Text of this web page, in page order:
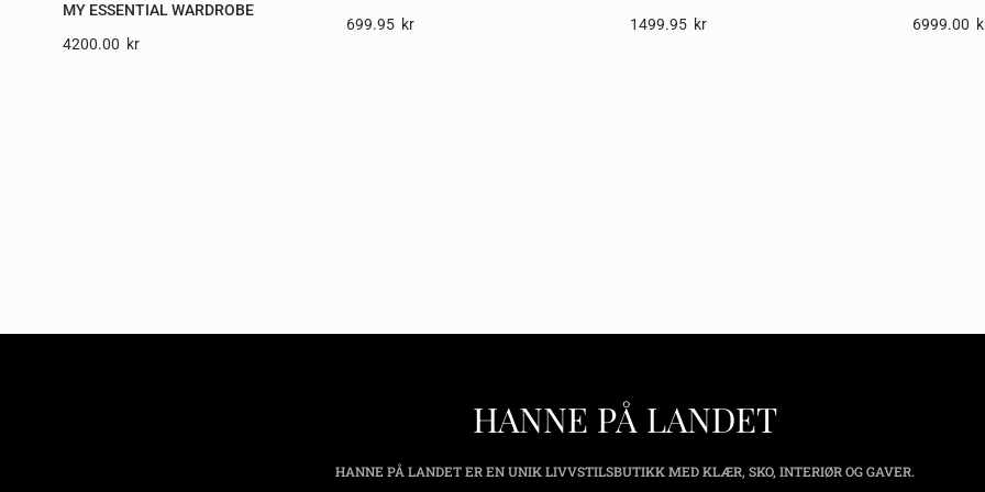
MY ESSENTIAL WARDROBE
4200.00 Kr
699.95 Kr 1499.95 Kr 6999.00
HANNE PÅ LANDET
HANNE PÅ LANDET ER EN UNIK LIVVSTILSBUTIKK MED KLÆR, SKO, INTERIØR OG GAVER.